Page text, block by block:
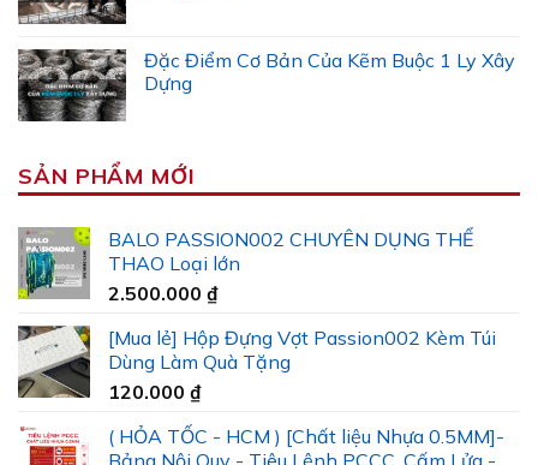
Đặc Điểm Cơ Bản Của Kẽm Buộc 1 Ly Xây
Dựng
SẢN PHẨM MỚI
BALO PASSION002 CHUYÊN DỤNG THỂ
THAO Loại lớn
2.500.000 ₫
[Mua lẻ] Hộp Đựng Vợt Passion002 Kèm Túi
Dùng Làm Quà Tặng
120.000 ₫
( HỎA TỐC - HCM ) [Chất liệu Nhựa 0.5MM]-